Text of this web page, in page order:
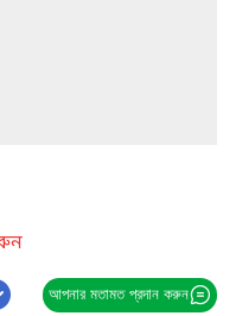
আপনার মতামত প্রদান করুন